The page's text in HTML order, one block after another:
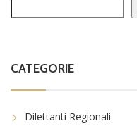
CATEGORIE
Dilettanti Regionali